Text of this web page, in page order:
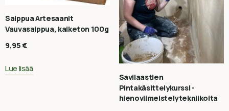
Saippua Artesaanit
Vauvasaippua, kaiketon 100g
9,95€
Lue lisää
Savilaastien
Pintakäsittelykurssi -
hienoviimeistelytekniikoita